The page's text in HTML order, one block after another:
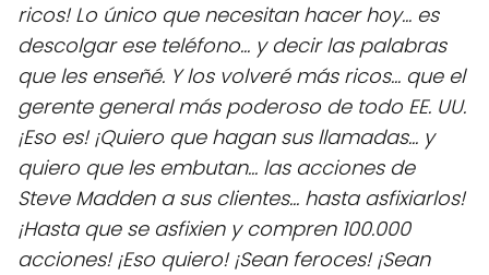
ricos! Lo único que necesitan hacer hoy... es
descolgar ese teléfono... y decir las palabras
que les enseñé. Y los volveré más ricos... que el
gerente general más poderoso de todo EE. UU.
¡Eso es! ¡Quiero que hagan sus llamadas... y
quiero que les embutan... las acciones de
Steve Madden a sus clientes... hasta asfixiarlos!
¡Hasta que se asfixien y compren 100.000
acciones! ¡Eso quiero! ¡Sean feroces! ¡Sean